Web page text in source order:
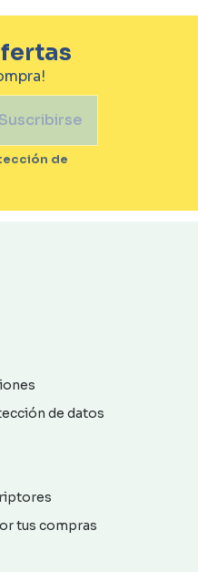
Suscribirse
de
de datos
tus compras